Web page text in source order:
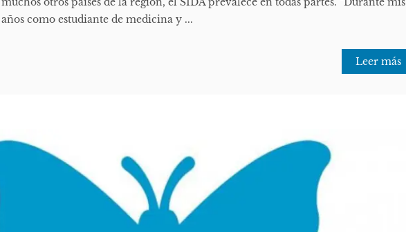
años como estudiante de medicina y ...
Leer más